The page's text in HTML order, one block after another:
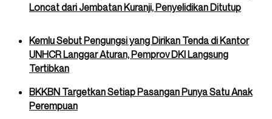
Loncat dari Jembatan Kuranji, Penyelidikan Ditutup
Kemlu Sebut Pengungsi yang Dirikan Tenda di Kantor
UNHCR Langgar Aturan, Pemprov DKI Langsung
Tertibkan
BKKBN Targetkan Setiap Pasangan Punya Satu Anak
Perempuan